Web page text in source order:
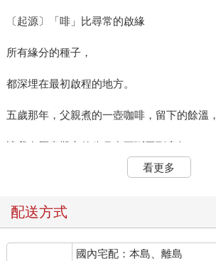
〔起源〕「啡」比尋常的啟緣
所有緣分的種子，
都深埋在最初啟程的地方。
五歲那年，父親煮的一壺咖啡，留下的餘溫，
讓我在歷盡艱辛的歲月中不斷回到童年，
療癒長大後仍有創傷未癒的自己。
〈對榻榻米上的咖啡恭謹以對，
愛的印記不留痕跡〉
看更多
配送方式
國內宅配：本島、離島